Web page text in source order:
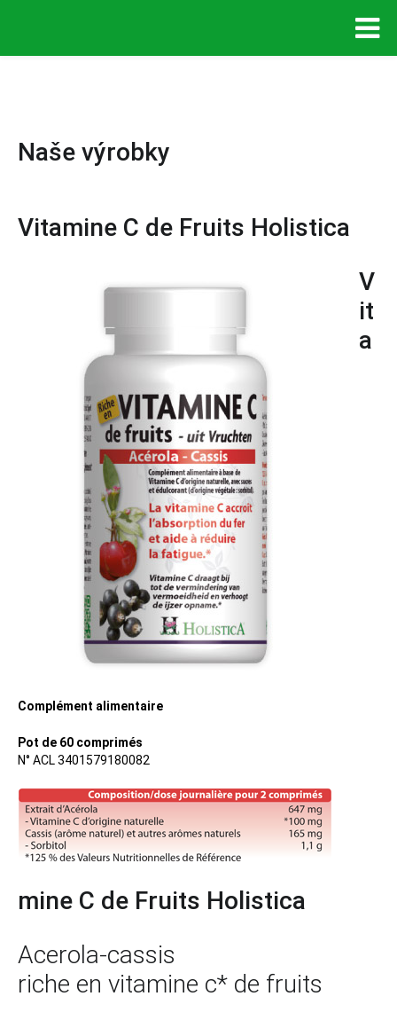
Naše výrobky
Vitamine C de Fruits Holistica
Complément alimentaire
Pot de 60 comprimés
N° ACL 3401579180082
V
it
a
mine C de Fruits Holistica
Acerola-cassis
riche en vitamine c* de fruits